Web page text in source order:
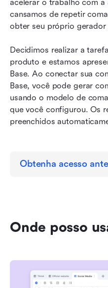
acelerar o trabalho com a
cansamos de repetir
obter seu próprio
Decidimos realizar a
produto e estamos
Base. Ao conectar sua
Base, você pode gerar
usando o modelo de
que você configurou. Os
preenchidos
Obtenha acesso
Onde posso
Passo 2: Insira seu
vez por todas.
Passo 3: Agite a
Qual é o próximo